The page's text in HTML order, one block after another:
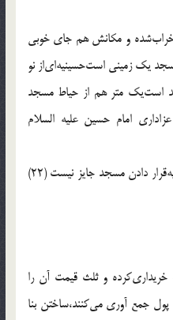
خراب‌شده و مكانش هم جاى خوبى
يك زمينى است‌حسينيه‌اى‌از نو
است‌يك متر هم از حياط مسجد
امام حسين عليه السلام
ج-فروش حسينيه و همچنين جزء حسينيه‌قرار دادن مسجد جايز نيست (22)
خريدارى‌كرده و ثلث قيمت آن را
پول جمع آورى مى‌كنند،ساختن بنا